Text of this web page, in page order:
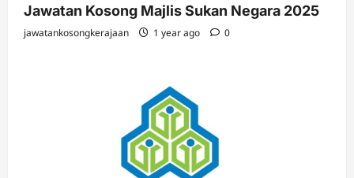
Jawatan Kosong Majlis Sukan Negara 2025
jawatankosongkerajaan 1 year ago 0